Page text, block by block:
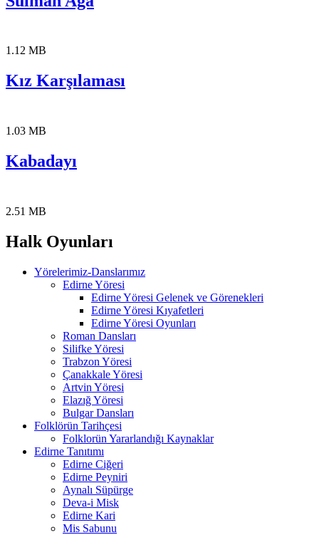
1.12 MB
Kız Karşılaması
1.03 MB
Kabadayı
2.51 MB
Halk Oyunları
Yörelerimiz-Danslarımız
Edirne Yöresi
Edirne Yöresi Gelenek ve Görenekleri
Edirne Yöresi Kıyafetleri
Edirne Yöresi Oyunları
Roman Dansları
Silifke Yöresi
Trabzon Yöresi
Çanakkale Yöresi
Artvin Yöresi
Elazığ Yöresi
Bulgar Dansları
Folklörün Tarihçesi
Folklorün Yararlandığı Kaynaklar
Edirne Tanıtımı
Edirne Ciğeri
Edirne Peyniri
Aynalı Süpürge
Deva-i Misk
Edirne Kari
Mis Sabunu